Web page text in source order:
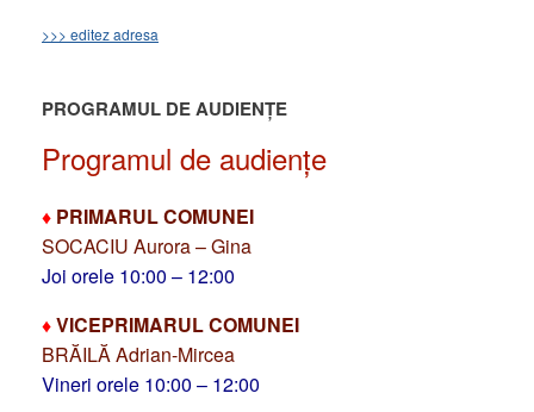
>>> editez adresa
PROGRAMUL DE AUDIENȚE
Programul de audiențe
♦ PRIMARUL COMUNEI
SOCACIU Aurora – Gina
Joi orele 10:00 – 12:00
♦VICEPRIMARUL COMUNEI
BRĂILĂ Adrian-Mircea
Vineri orele 10:00 – 12:00